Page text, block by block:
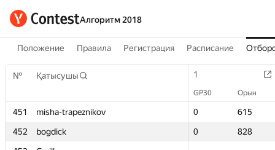
Алгоритм 2018
Положение Правила Регистрация Расписание
№ Қатысушы 1
GP30 Орын
451 misha-trapeznikov 0
615
452
bogdick 0
828
№ Қатысушы 1
GP30 Орын
451 misha-trapeznikov 0
615
452
bogdick 0
828